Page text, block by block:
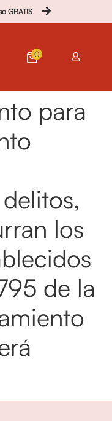
GRATIS
0
para
los
de la